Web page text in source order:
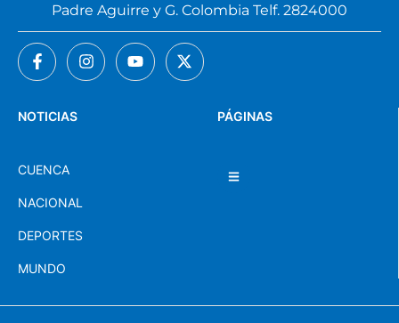
PÁGINAS
NOTICIAS
CUENCA
NACIONAL
DEPORTES
MUNDO
Padre Aguirre y G. Colombia Telf. 2824000